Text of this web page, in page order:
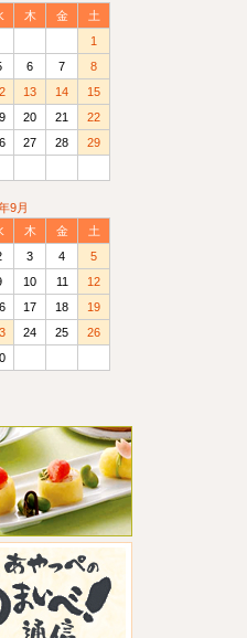
木 金
土
1
6 7
8
13 14
15
20 21
22
27 28
29
9月
木 金
土
3 4
5
10 11
12
17 18
19
24 25
26